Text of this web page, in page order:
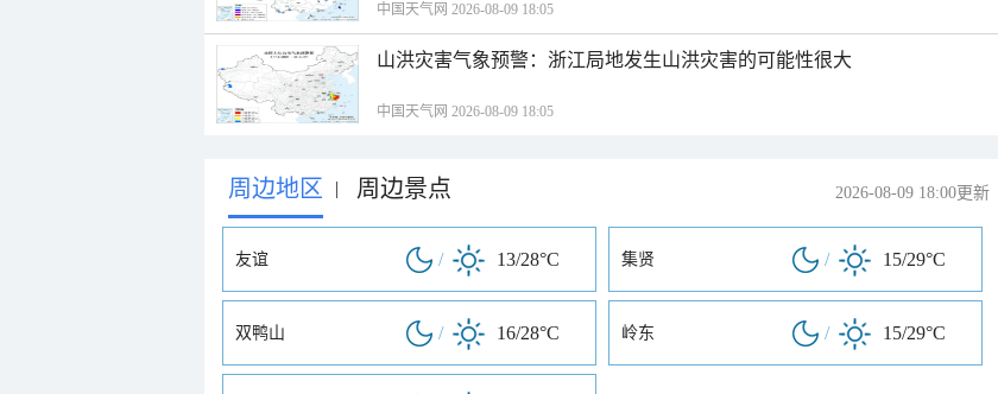
中国天气网 2026-08-09 18:05
山洪灾害气象预警：浙江局地发生山洪灾害的可能性很大
中国天气网 2026-08-09 18:05
周边地区 | 周边景点 2026-08-09 18:00更新
友谊 / 13/28°C 集贤 / 15/29°C
双鸭山 / 16/28°C 岭东 / 15/29°C